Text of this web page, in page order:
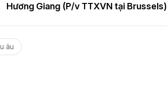
Hương Giang (P/v TTXVN tại Brussels)
âu